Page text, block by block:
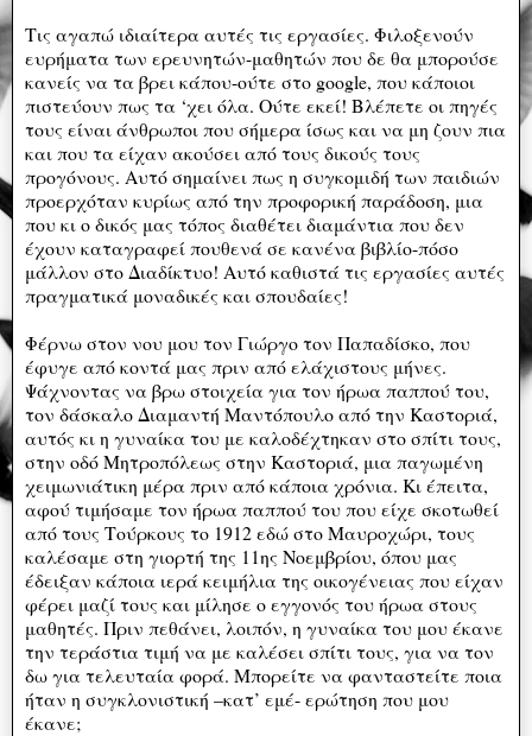
Τις αγαπώ ιδιαίτερα αυτές τις εργασίες. Φιλοξενούν
ευρήματα των ερευνητών-μαθητών που δε θα μπορούσε
κανείς να τα βρει κάπου-ούτε στο google, που κάποιοι
πιστεύουν πως τα ‘χει όλα. Ούτε εκεί! Βλέπετε οι πηγές
τους είναι άνθρωποι που σήμερα ίσως και να μη ζουν πια
και που τα είχαν ακούσει από τους δικούς τους
προγόνους. Αυτό σημαίνει πως η συγκομιδή των παιδιών
προερχόταν κυρίως από την προφορική παράδοση, μια
που κι ο δικός μας τόπος διαθέτει διαμάντια που δεν
έχουν καταγραφεί πουθενά σε κανένα βιβλίο-πόσο
μάλλον στο Διαδίκτυο! Αυτό καθιστά τις εργασίες αυτές
πραγματικά μοναδικές και σπουδαίες!
Φέρνω στον νου μου τον Γιώργο τον Παπαδίσκο, που
έφυγε από κοντά μας πριν από ελάχιστους μήνες.
Ψάχνοντας να βρω στοιχεία για τον ήρωα παππού του,
τον δάσκαλο Διαμαντή Μαντόπουλο από την Καστοριά,
αυτός κι η γυναίκα του με καλοδέχτηκαν στο σπίτι τους,
στην οδό Μητροπόλεως στην Καστοριά, μια παγωμένη
χειμωνιάτικη μέρα πριν από κάποια χρόνια. Κι έπειτα,
αφού τιμήσαμε τον ήρωα παππού του που είχε σκοτωθεί
από τους Τούρκους το 1912 εδώ στο Μαυροχώρι, τους
καλέσαμε στη γιορτή της 11ης Νοεμβρίου, όπου μας
έδειξαν κάποια ιερά κειμήλια της οικογένειας που είχαν
φέρει μαζί τους και μίλησε ο εγγονός του ήρωα στους
μαθητές. Πριν πεθάνει, λοιπόν, η γυναίκα του μου έκανε
την τεράστια τιμή να με καλέσει σπίτι τους, για να τον
δω για τελευταία φορά. Μπορείτε να φανταστείτε ποια
ήταν η συγκλονιστική –κατ’ εμέ- ερώτηση που μου
έκανε;